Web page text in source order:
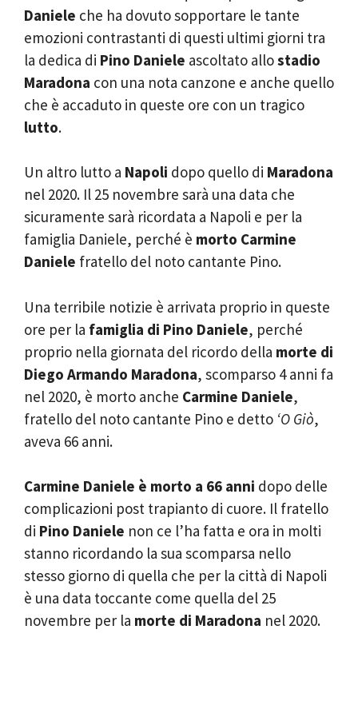
Daniele che ha dovuto sopportare le tante
emozioni contrastanti di questi ultimi giorni tra
la dedica di Pino Daniele ascoltato allostadio
Maradona con una nota canzone e anche quello
che è accaduto in queste ore con un tragico
lutto.
Un altro lutto a Napoli dopo quello di Maradona
nel 2020. Il 25 novembre sarà una data che
sicuramente sarà ricordata a Napoli e per la
famiglia Daniele, perché è morto Carmine
Daniele fratello del noto cantante Pino.
Una terribile notizie è arrivata proprio in queste
ore per la famiglia di Pino Daniele, perché
proprio nella giornata del ricordo della morte di
Diego Armando Maradona, scomparso 4 anni fa
nel 2020, è morto anche Carmine Daniele,
fratello del noto cantante Pino e detto ‘O Giò,
aveva 66 anni.
Carmine Daniele è morto a 66 anni dopo delle
complicazioni post trapianto di cuore. Il fratello
di Pino Daniele non ce l’ha fatta e ora in molti
stanno ricordando la sua scomparsa nello
stesso giorno di quella che per la città di Napoli
è una data toccante come quella del 25
novembre per la morte di Maradona nel 2020.